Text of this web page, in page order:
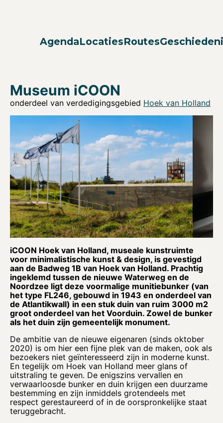
AgendaLocatiesRoutes
Museum iCOON
onderdeel van verdedigingsgebied Hoek van Holland
iCOON Hoek van Holland, museale kunstruimte
voor minimalistische kunst & design, is gevestigd
aan de Badweg 1B van Hoek van Holland. Prachtig
ingeklemd tussen de nieuwe Waterweg en de
Noordzee ligt deze voormalige munitiebunker (van
het type FL246, gebouwd in 1943 en onderdeel van
de Atlantikwall) in een stuk duin van ruim 3000 m2
groot onderdeel van het Voorduin. Zowel de bunker
als het duin zijn gemeentelijk monument.
De ambitie van de nieuwe eigenaren (sinds oktober
2020) is om hier een fijne plek van de maken, ook als
bezoekers niet geïnteresseerd zijn in moderne kunst.
En tegelijk om Hoek van Holland meer glans of
uitstraling te geven. De enigszins vervallen en
verwaarloosde bunker en duin krijgen een duurzame
bestemming en zijn inmiddels grotendeels met
respect gerestaureerd of in de oorspronkelijke staat
teruggebracht.